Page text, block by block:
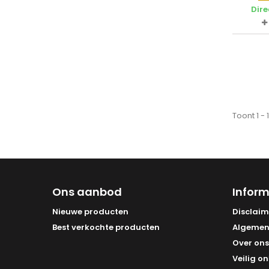
Toont 1 -
Ons aanbod
Nieuwe producten
Best verkochte producten
Over ons
Veilig